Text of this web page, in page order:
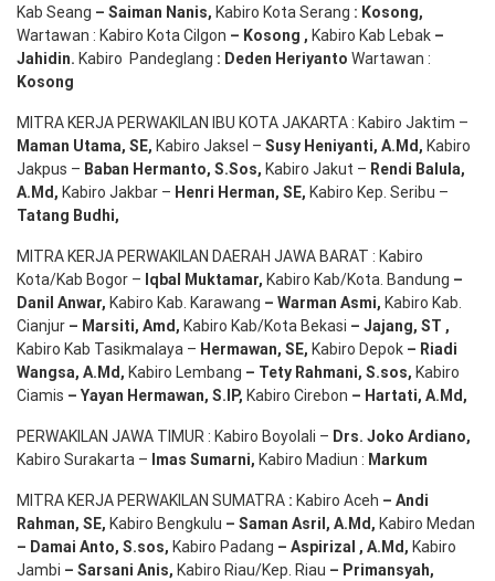
Kab Seang – Saiman Nanis, Kabiro Kota Serang : Kosong,
Wartawan : Kabiro Kota Cilgon – Kosong , Kabiro Kab Lebak –
Jahidin. Kabiro Pandeglang : Deden Heriyanto Wartawan :
Kosong
MITRA KERJA PERWAKILAN IBU KOTA JAKARTA : Kabiro Jaktim –
Maman Utama, SE, Kabiro Jaksel – Susy Heniyanti, A.Md, Kabiro
Jakpus – Baban Hermanto, S.Sos, Kabiro Jakut – Rendi Balula,
A.Md, Kabiro Jakbar – Henri Herman, SE, Kabiro Kep. Seribu –
Tatang Budhi,
MITRA KERJA PERWAKILAN DAERAH JAWA BARAT : Kabiro
Kota/Kab Bogor – Iqbal Muktamar, Kabiro Kab/Kota. Bandung –
Danil Anwar, Kabiro Kab. Karawang – Warman Asmi, Kabiro Kab.
Cianjur – Marsiti, Amd, Kabiro Kab/Kota Bekasi – Jajang, ST ,
Kabiro Kab Tasikmalaya – Hermawan, SE, Kabiro Depok – Riadi
Wangsa, A.Md, Kabiro Lembang – Tety Rahmani, S.sos, Kabiro
Ciamis – Yayan Hermawan, S.IP, Kabiro Cirebon – Hartati, A.Md,
PERWAKILAN JAWA TIMUR : Kabiro Boyolali – Drs. Joko Ardiano,
Kabiro Surakarta – Imas Sumarni, Kabiro Madiun : Markum
MITRA KERJA PERWAKILAN SUMATRA : Kabiro Aceh – Andi
Rahman, SE, Kabiro Bengkulu – Saman Asril , A.Md, Kabiro Medan
– Damai Anto, S.sos, Kabiro Padang – Aspirizal , A.Md, Kabiro
Jambi – Sarsani Anis, Kabiro Riau/Kep. Riau – Primansyah,